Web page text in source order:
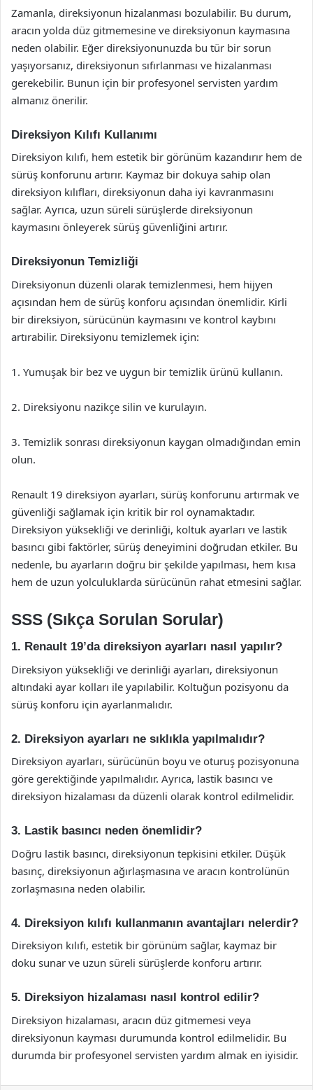
Zamanla, direksiyonun hizalanması bozulabilir. Bu durum,
aracın yolda düz gitmemesine ve direksiyonun kaymasına
neden olabilir. Eğer direksiyonunuzda bu tür bir sorun
yaşıyorsanız, direksiyonun sıfırlanması ve hizalanması
gerekebilir. Bunun için bir profesyonel servisten yardım
almanız önerilir.
Direksiyon Kılıfı Kullanımı
Direksiyon kılıfı, hem estetik bir görünüm kazandırır hem de
sürüş konforunu artırır. Kaymaz bir dokuya sahip olan
direksiyon kılıfları, direksiyonun daha iyi kavranmasını
sağlar. Ayrıca, uzun süreli sürüşlerde direksiyonun
kaymasını önleyerek sürüş güvenliğini artırır.
Direksiyonun Temizliği
Direksiyonun düzenli olarak temizlenmesi, hem hijyen
açısından hem de sürüş konforu açısından önemlidir. Kirli
bir direksiyon, sürücünün kaymasını ve kontrol kaybını
artırabilir. Direksiyonu temizlemek için:
1. Yumuşak bir bez ve uygun bir temizlik ürünü kullanın.
2. Direksiyonu nazikçe silin ve kurulayın.
3. Temizlik sonrası direksiyonun kaygan olmadığından emin
olun.
Renault 19 direksiyon ayarları, sürüş konforunu artırmak ve
güvenliği sağlamak için kritik bir rol oynamaktadır.
Direksiyon yüksekliği ve derinliği, koltuk ayarları ve lastik
basıncı gibi faktörler, sürüş deneyimini doğrudan etkiler. Bu
nedenle, bu ayarların doğru bir şekilde yapılması, hem kısa
hem de uzun yolculuklarda sürücünün rahat etmesini sağlar.
SSS (Sıkça Sorulan Sorular)
1. Renault 19’da direksiyon ayarları nasıl yapılır?
Direksiyon yüksekliği ve derinliği ayarları, direksiyonun
altındaki ayar kolları ile yapılabilir. Koltuğun pozisyonu da
sürüş konforu için ayarlanmalıdır.
2. Direksiyon ayarları ne sıklıkla yapılmalıdır?
Direksiyon ayarları, sürücünün boyu ve oturuş pozisyonuna
göre gerektiğinde yapılmalıdır. Ayrıca, lastik basıncı ve
direksiyon hizalaması da düzenli olarak kontrol edilmelidir.
3. Lastik basıncı neden önemlidir?
Doğru lastik basıncı, direksiyonun tepkisini etkiler. Düşük
basınç, direksiyonun ağırlaşmasına ve aracın kontrolünün
zorlaşmasına neden olabilir.
4. Direksiyon kılıfı kullanmanın avantajları nelerdir?
Direksiyon kılıfı, estetik bir görünüm sağlar, kaymaz bir
doku sunar ve uzun süreli sürüşlerde konforu artırır.
5. Direksiyon hizalaması nasıl kontrol edilir?
Direksiyon hizalaması, aracın düz gitmemesi veya
direksiyonun kayması durumunda kontrol edilmelidir. Bu
durumda bir profesyonel servisten yardım almak en iyisidir.